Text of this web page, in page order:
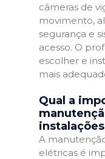
câmeras de
movimento,
segurança e
acesso. O
escolher e
mais
Qual a
A
elétricas é